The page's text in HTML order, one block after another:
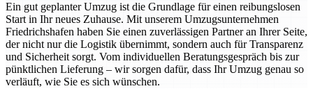
Ein gut geplanter Umzug ist die Grundlage für einen reibungslosen
Start in Ihr neues Zuhause. Mit unserem Umzugsunternehmen
Friedrichshafen haben Sie einen zuverlässigen Partner an Ihrer Seite,
der nicht nur die Logistik übernimmt, sondern auch für Transparenz
und Sicherheit sorgt. Vom individuellen Beratungsgespräch bis zur
pünktlichen Lieferung – wir sorgen dafür, dass Ihr Umzug genau so
verläuft, wie Sie es sich wünschen.